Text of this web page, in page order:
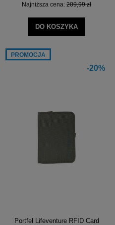
Najniższa cena:209,99 zł
DO KOSZYKA
-20%
Portfel Lifeventure RFID Card
PROMOCJA